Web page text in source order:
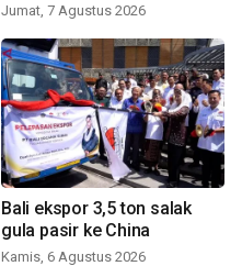
Jumat, 7 Agustus 2026
Bali ekspor 3,5 ton salak
gula pasir ke China
Kamis, 6 Agustus 2026